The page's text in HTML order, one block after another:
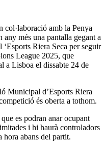
amb la Penya
més una pantalla gegant a
Riera Seca per seguir
League 2025, que
a Lisboa el dissabte 24 de
Municipal d’Esports Riera
és oberta a tothom.
es podran anar ocupant
i hi haurà controladors
hora abans del partit.